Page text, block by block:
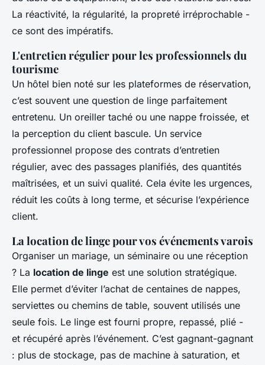
La réactivité, la régularité, la propreté irréprochable -
ce sont des impératifs.
L'entretien régulier pour les professionnels du
tourisme
Un hôtel bien noté sur les plateformes de réservation,
c’est souvent une question de linge parfaitement
entretenu. Un oreiller taché ou une nappe froissée, et
la perception du client bascule. Un service
professionnel propose des contrats d’entretien
régulier, avec des passages planifiés, des quantités
maîtrisées, et un suivi qualité. Cela évite les urgences,
réduit les coûts à long terme, et sécurise l’expérience
client.
La location de linge pour vos événements varois
Organiser un mariage, un séminaire ou une réception
? La location de linge est une solution stratégique.
Elle permet d’éviter l’achat de centaines de nappes,
serviettes ou chemins de table, souvent utilisés une
seule fois. Le linge est fourni propre, repassé, plié -
et récupéré après l’événement. C’est gagnant-gagnant
: plus de stockage, pas de machine à saturation, et